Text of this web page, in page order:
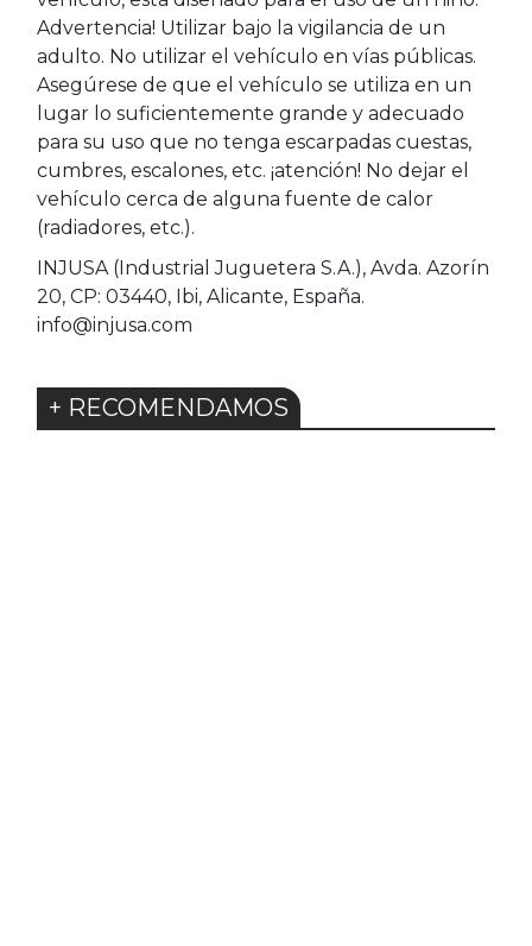
Advertencia! Utilizar bajo la vigilancia de un
adulto. No utilizar el vehículo en vías públicas.
Asegúrese de que el vehículo se utiliza en un
lugar lo suficientemente grande y adecuado
para su uso que no tenga escarpadas cuestas,
cumbres, escalones, etc. ¡atención! No dejar el
vehículo cerca de alguna fuente de calor
(radiadores, etc.).
INJUSA (Industrial Juguetera S.A.), Avda. Azorín
20, CP: 03440, Ibi, Alicante, España.
info@injusa.com
+ RECOMENDAMOS